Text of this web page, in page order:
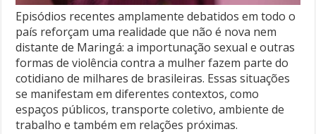
Episódios recentes amplamente debatidos em todo o
país reforçam uma realidade que não é nova nem
distante de Maringá: a importunação sexual e outras
formas de violência contra a mulher fazem parte do
cotidiano de milhares de brasileiras. Essas situações
se manifestam em diferentes contextos, como
espaços públicos, transporte coletivo, ambiente de
trabalho e também em relações próximas.